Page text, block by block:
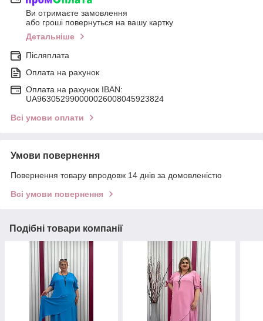
Ви отримаєте замовлення
або гроші повернуться на вашу картку
Детальніше
Післяплата
Оплата на рахунок
Оплата на рахунок IBAN:
UA963052990000026008045923824
Всі умови оплати
Умови повернення
Повернення товару впродовж 14 днів за домовленістю
Всі умови повернення
Подібні товари компанії